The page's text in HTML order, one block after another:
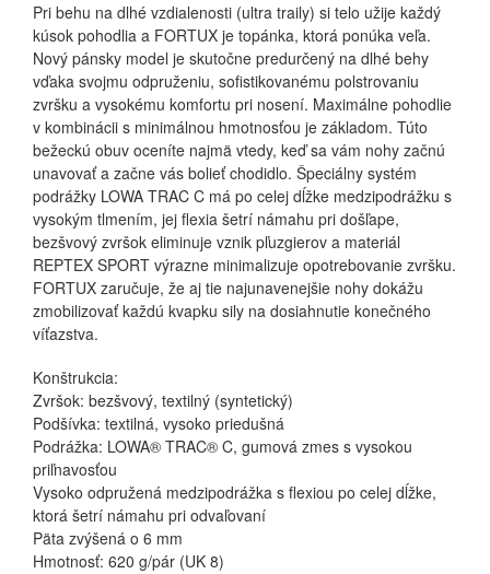
Pri behu na dlhé vzdialenosti (ultra traily) si telo užije každý
kúsok pohodlia a FORTUX je topánka, ktorá ponúka veľa.
Nový pánsky model je skutočne predurčený na dlhé behy
vďaka svojmu odpruženiu, sofistikovanému polstrovaniu
zvršku a vysokému komfortu pri nosení. Maximálne pohodlie
v kombinácii s minimálnou hmotnosťou je základom. Túto
bežeckú obuv oceníte najmä vtedy, keď sa vám nohy začnú
unavovať a začne vás bolieť chodidlo. Špeciálny systém
podrážky LOWA TRAC C má po celej dĺžke medzipodrážku s
vysokým tlmením, jej flexia šetrí námahu pri došľape,
bezšvový zvršok eliminuje vznik pľuzgierov a materiál
REPTEX SPORT výrazne minimalizuje opotrebovanie zvršku.
FORTUX zaručuje, že aj tie najunavenejšie nohy dokážu
zmobilizovať každú kvapku sily na dosiahnutie konečného
víťazstva.
Konštrukcia:
Zvršok: bezšvový, textilný (syntetický)
Podšívka: textilná, vysoko priedušná
Podrážka: LOWA® TRAC® C, gumová zmes s vysokou
priľnavosťou
Vysoko odpružená medzipodrážka s flexiou po celej dĺžke,
ktorá šetrí námahu pri odvaľovaní
Päta zvýšená o 6 mm
Hmotnosť: 620 g/pár (UK 8)